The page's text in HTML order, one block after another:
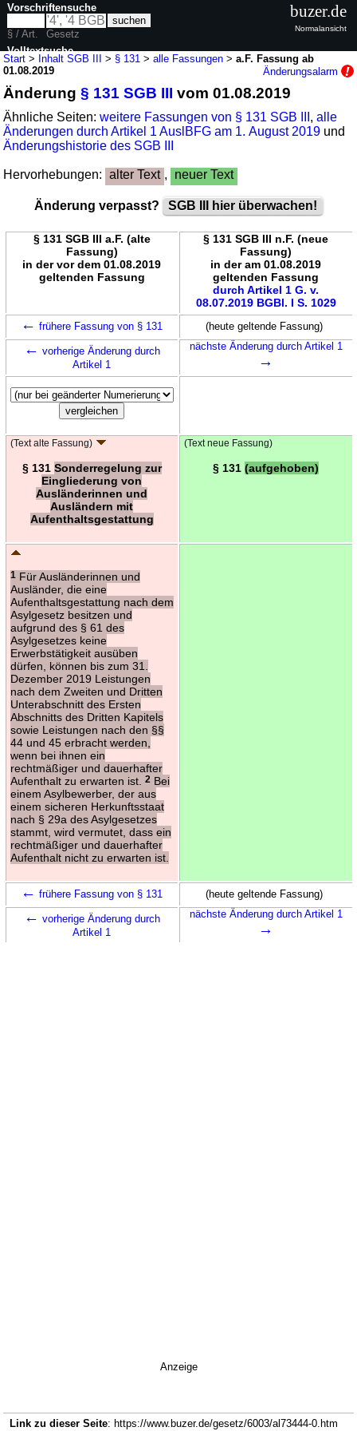
Start > Inhalt SGB III > § 131 >alle Fassungen >a.F. Fassung ab
01.08.2019
Änderungsalarm
Änderung§ 131 SGB III vom 01.08.2019
Ähnliche Seiten:weitere Fassungen von § 131 SGB III ,alle
Änderungen durch Artikel 1 AuslBFG am 1. August 2019 und
Änderungshistorie des SGB III
Hervorhebungen: alter Text , neuer Text
Änderung verpasst? SGB III hier überwachen!
§ 131 SGB III a.F. (alte
Fassung)
in der vor dem 01.08.2019
geltenden Fassung
§ 131 SGB III n.F. (neue
Fassung)
in der am 01.08.2019
geltenden Fassung
durch Artikel 1 G. v.
08.07.2019 BGBl. I S. 1029
← frühere Fassung von § 131 (heute geltende Fassung)
← vorherige Änderung durch
Artikel 1
nächste Änderung durch Artikel 1
→
(Text alte Fassung)
§ 131 Sonderregelung zur
Eingliederung von
Ausländerinnen und
Ausländern mit
Aufenthaltsgestattung
(Text neue Fassung)
§ 131 (aufgehoben)
1Für Ausländerinnen und
Ausländer, die eine
Aufenthaltsgestattung nach dem
Asylgesetz besitzen und
aufgrund des § 61 des
Asylgesetzes keine
Erwerbstätigkeit ausüben
dürfen, können bis zum 31.
Dezember 2019 Leistungen
nach dem Zweiten und Dritten
Unterabschnitt des Ersten
Abschnitts des Dritten Kapitels
sowie Leistungen nach den §§
44 und 45 erbracht werden,
wenn bei ihnen ein
rechtmäßiger und dauerhafter
Aufenthalt zu erwarten ist.
2Bei
einem Asylbewerber, der aus
einem sicheren Herkunftsstaat
nach § 29a des Asylgesetzes
stammt, wird vermutet, dass ein
rechtmäßiger und dauerhafter
Aufenthalt nicht zu erwarten ist.
← frühere Fassung von § 131 (heute geltende Fassung)
← vorherige Änderung durch
Artikel 1
nächste Änderung durch Artikel 1
→
Vorschriftensuche
§ / Art.
Gesetz
Volltextsuche
buzer.de
Normalansicht
Anzeige
Link zu dieser Seite: https://www.buzer.de/gesetz/6003/al73444-0.htm